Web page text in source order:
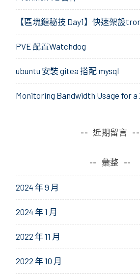
【區塊鏈秘技 Day1】快速架設
PVE 配置Watchdog
ubuntu 安裝 gitea 搭配 mysql
Monitoring Bandwidth Usage for a
近期留言
彙整
2024 年 9 月
2024 年 1 月
2022 年 11 月
2022 年 10 月